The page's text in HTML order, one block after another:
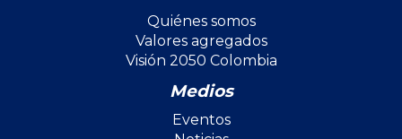
Quiénes somos
Valores agregados
Visión 2050 Colombia
Medios
Eventos